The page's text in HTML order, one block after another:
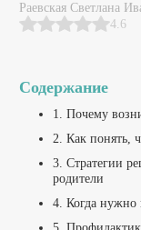
Раевская Светлана
4.6
Содержание
1. Почему
2. Как понять,
3. Стратегии
родители
4. Когда нужно